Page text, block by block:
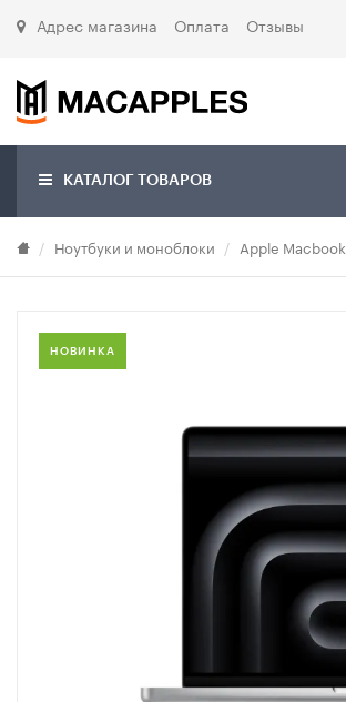
Адрес магазина Оплата Отзывы
КАТАЛОГ ТОВАРОВ
Ноутбуки и моноблоки Apple Macbook
НОВИНКА